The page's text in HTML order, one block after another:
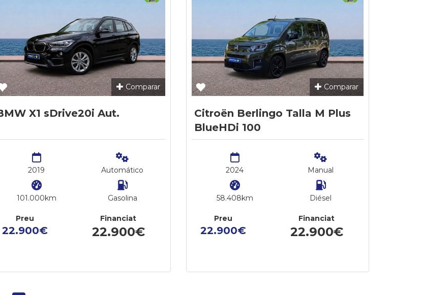
Comparar
X1 sDrive20i Aut.
2019
101.000km
Automático
Gasolina
Preu
22.900€
Financiat
22.900€
Comparar
Citroën Berlingo Talla M Plus
BlueHDi 100
2024
58.408km
Manual
Diésel
Preu
22.900€
Financiat
22.900€